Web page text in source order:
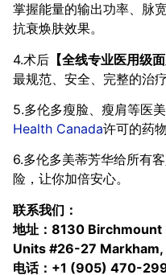
掌握能量的输出功率、脉
抗衰焕肤效果。
4.术后 【全线专业医用级面
最规范、安全、完整的治疗
5.多伦多瘦脸、瘦肩等医
Health Canada许可的药
6.多伦多美蒂芳华给所有
险，让你加倍安心。
联系我们：
地址：8130 Birchmount
Units #26-27 Markham,
电话：+1 (905) 470-